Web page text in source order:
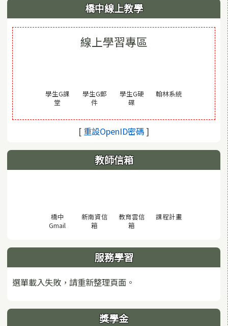
橋中線上教學
線上學習專區
學生G課
堂
學生G郵
件(另開視窗)
學生G硬
碟(另開視窗)
翰林系統(另開視窗)
[ 重設OpenID密碼(另開視窗)
]
教師信箱
橋中
Gmail (另開視窗)
新南資信
箱
教育雲信
箱
課程計畫(另開視窗)
服務學習
選單載入失敗，請重新整理頁面。
獎學金